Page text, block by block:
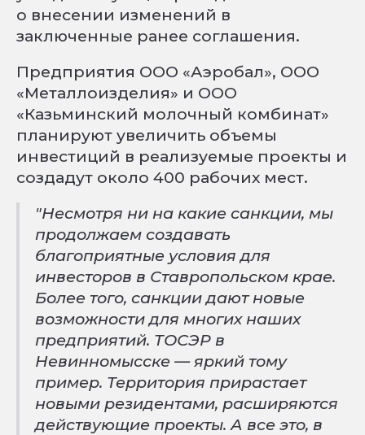
о внесении изменений в
заключенные ранее соглашения.
Предприятия ООО «Аэробал», ООО
«Металлоизделия» и ООО
«Казьминский молочный комбинат»
планируют увеличить объемы
инвестиций в реализуемые проекты и
создадут около 400 рабочих мест.
"Несмотря ни на какие санкции, мы
продолжаем создавать
благоприятные условия для
инвесторов в Ставропольском крае.
Более того, санкции дают новые
возможности для многих наших
предприятий. ТОСЭР в
Невинномысске — яркий тому
пример. Территория прирастает
новыми резидентами, расширяются
действующие проекты. А все это, в